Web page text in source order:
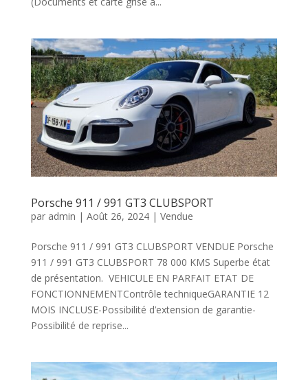
Porsche 911 / 991 GT3 CLUBSPORT
par admin | Août 26, 2024| Vendue
Porsche 911 / 991 GT3 CLUBSPORT VENDUE Porsche
911 / 991 GT3 CLUBSPORT 78 000 KMS Superbe état
de présentation. VEHICULE EN PARFAIT ETAT DE
FONCTIONNEMENTContrôle techniqueGARANTIE 12
MOIS INCLUSE-Possibilité d’extension de garantie-
Possibilité de reprise...